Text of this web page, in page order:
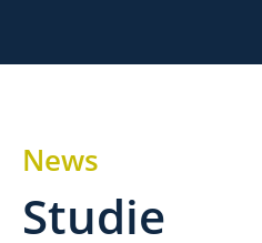
News
Studie